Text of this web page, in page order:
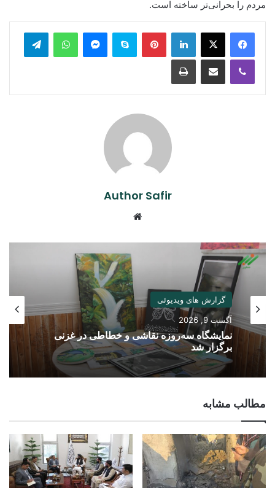
مردم را بحرانی‌تر ساخته است.
LinkedIn
Pinterest
Skype
Messenger
WhatsApp
Viber
Share via Email
Print
Author Safir
گزارش های ویدیوئی
آگست 9, 2026
نمایشگاه سه‌روزه نقاشی و خطاطی در غزنی
برگزار شد
مطالب مشابه